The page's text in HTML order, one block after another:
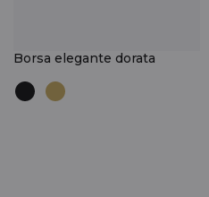
Borsa elegante dorata